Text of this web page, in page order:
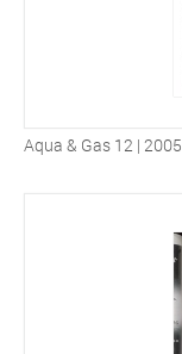
Aqua & Gas 12 | 2005